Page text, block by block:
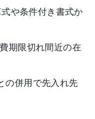
や条件付き書式か
期限切れ間近の在
の併用で先入れ先